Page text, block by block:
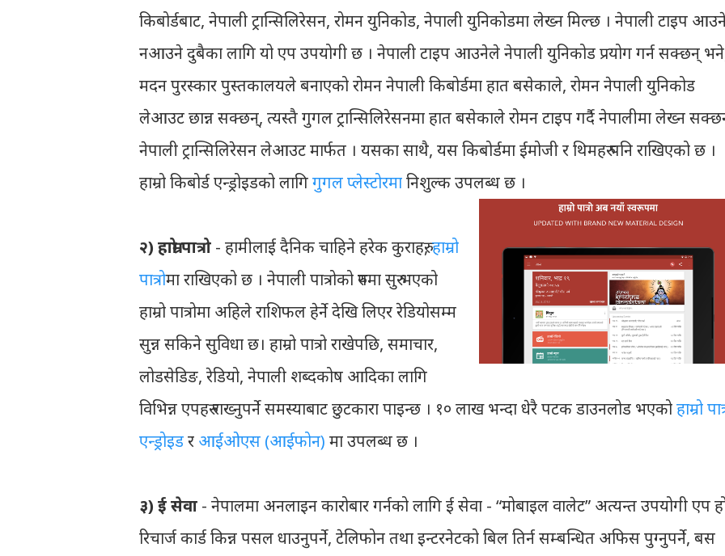
किबोर्डबाट, नेपाली ट्रान्सिलिरेसन, रोमन युनिकोड, नेपाली युनिकोडमा लेख्न मिल्छ । नेपाली टाइप
नआउने दुबैका लागि यो एप उपयोगी छ । नेपाली टाइप आउनेले नेपाली युनिकोड प्रयोग गर्न सक्छन्
मदन पुरस्कार पुस्तकालयले बनाएको रोमन नेपाली किबोर्डमा हात बसेकाले, रोमन नेपाली युनिकोड
लेआउट छान्न सक्छन्, त्यस्तै गुगल ट्रान्सिलिरेसनमा हात बसेकाले रोमन टाइप गर्दै नेपालीमा लेख्न
नेपाली ट्रान्सिलिरेसन लेआउट मार्फत । यसका साथै, यस किबोर्डमा ईमोजी र थिमहरु पनि राखिएको छ ।
हाम्रो किबोर्ड एन्ड्रोइडको लागिगुगल प्लेस्टोरमानिशुल्क उपलब्ध छ ।
२) हाम्रो पात्रो - हामीलाई दैनिक चाहिने हरेक कुराहरु,हाम्रो
पात्रोमा राखिएको छ । नेपाली पात्रोको रुपमा सुरु भएको
हाम्रो पात्रोमा अहिले राशिफल हेर्ने देखि लिएर रेडियोसम्म
सुन्न सकिने सुविधा छ। हाम्रो पात्रो राखेपछि, समाचार,
लोडसेडिङ, रेडियो, नेपाली शब्दकोष आदिका लागि
विभिन्न एपहरु राख्नुपर्ने समस्याबाट छुटकारा पाइन्छ । १० लाख भन्दा धेरै पटक डाउनलोड भएकोहाम्रो
एन्ड्रोइडर आईओएस (आईफोन) मा उपलब्ध छ ।
३) ई सेवा - नेपालमा अनलाइन कारोबार गर्नको लागि ई‍ सेवा - “मोबाइल वालेट” अत्यन्त उपयोगी एप
रिचार्ज कार्ड किन्न पसल धाउनुपर्ने, टेलिफोन तथा इन्टरनेटको बिल तिर्न सम्बन्धित अफिस पुग्नुपर्ने, बस